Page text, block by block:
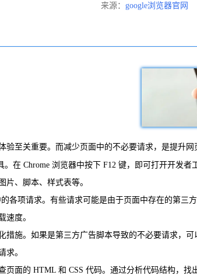
来源： google浏览器官网
验至关重要。而减少页面中的不必要请求，是提升
在 Chrome 浏览器中按下 F12 键，即可打开开发
片、脚本、样式表等。
各项请求。有些请求可能是由于页面中存在的第
速度。
措施。如果是第三方广告脚本导致的不必要请求，
求。
页面的 HTML 和 CSS 代码。通过分析代码结构，